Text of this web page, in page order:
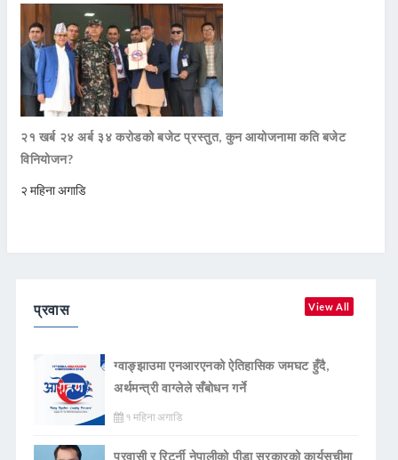
२१ खर्ब २४ अर्ब ३४ करोडको बजेट प्रस्तुत, कुन आयोजनामा कति बजेट
विनियोजन?
२ महिना अगाडि
प्रवास View All
ग्वाङ्झाउमा एनआरएनको ऐतिहासिक जमघट हुँदै,
अर्थमन्त्री वाग्लेले सँबोधन गर्ने
१ महिना अगाडि
प्रवासी र रिटर्नी नेपालीको पीडा सरकारको कार्यसूचीमा